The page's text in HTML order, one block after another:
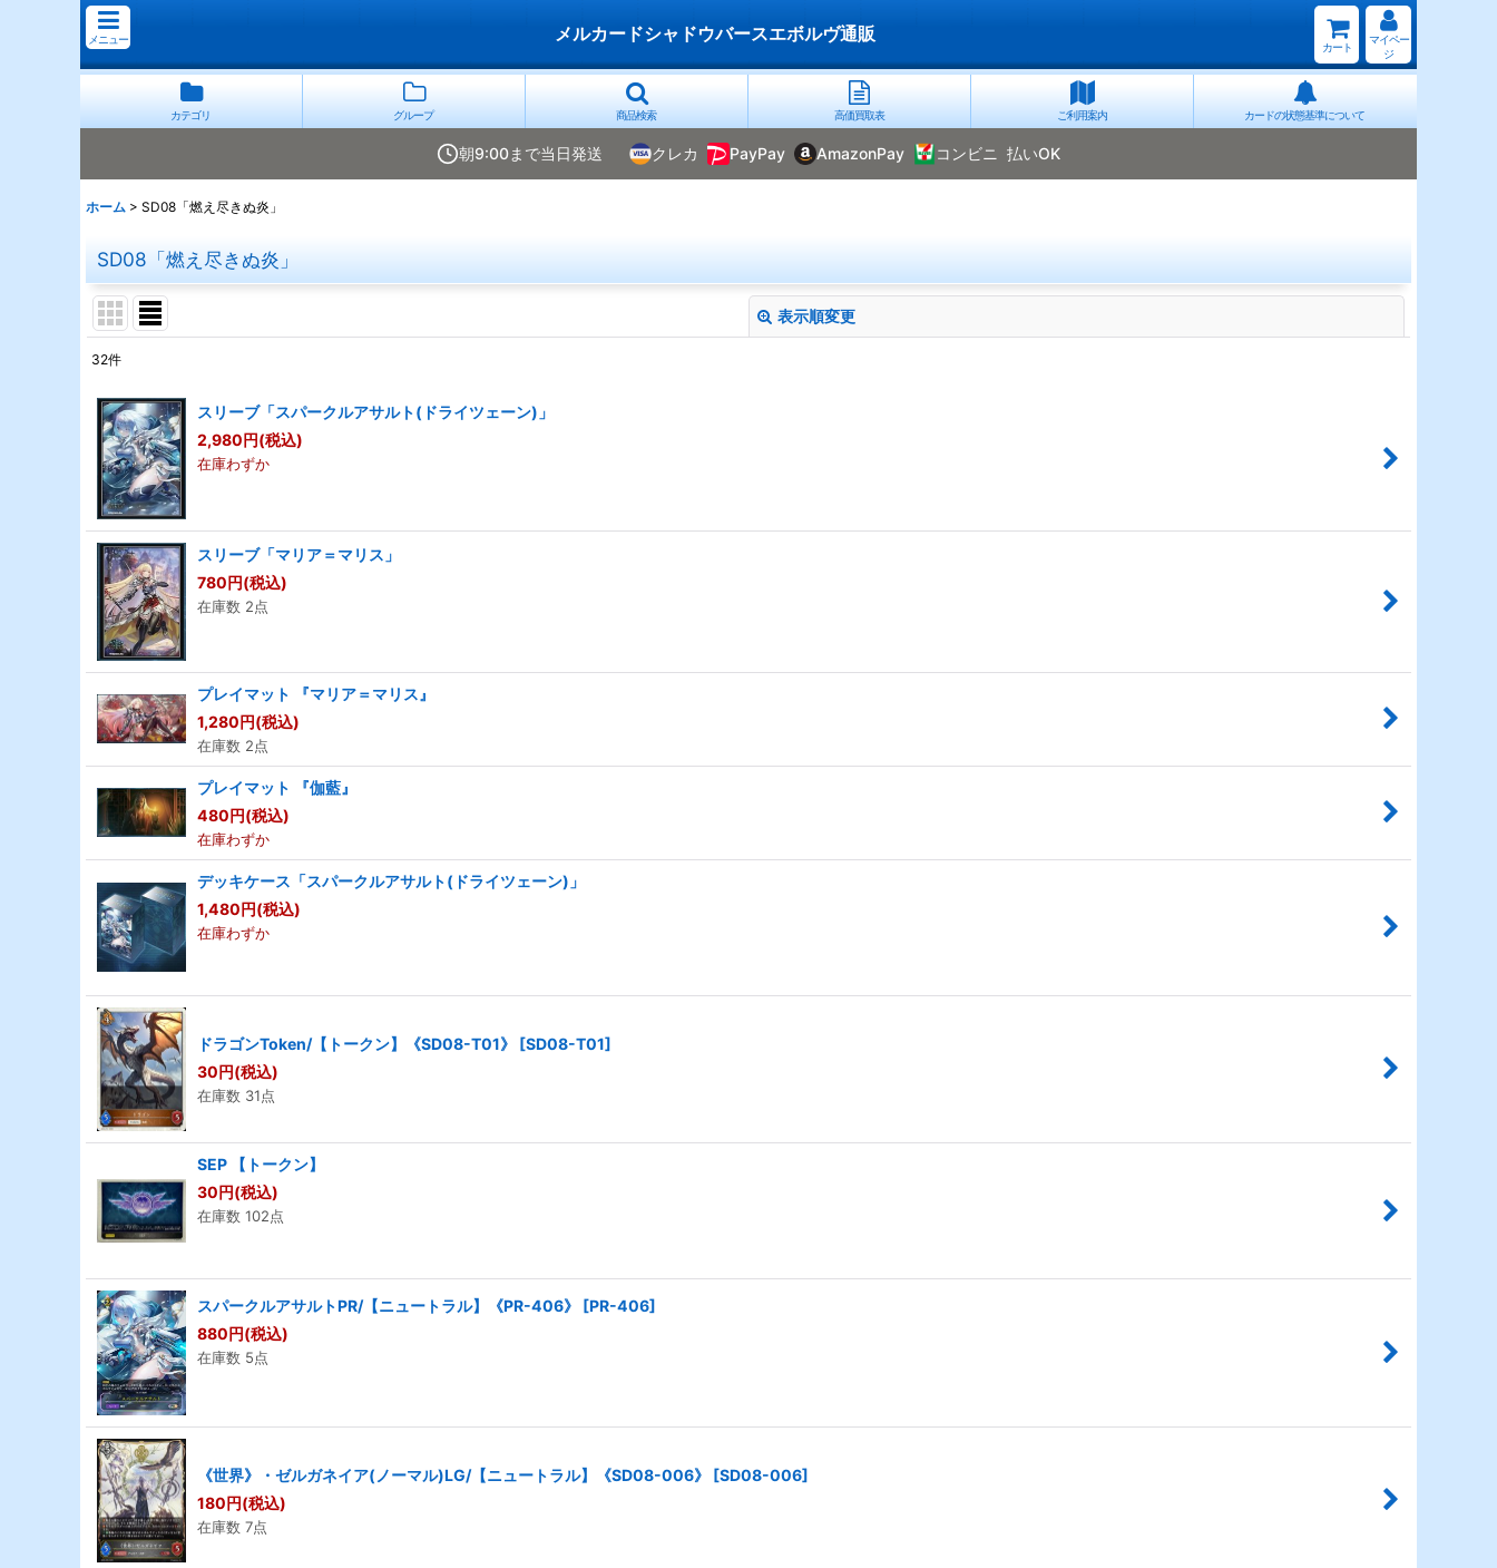
メニュー メルカードシャドウバースエボルヴ通販
カート
マイペー
ジ
カテゴリ グループ 商品検索 高価買取表 ご利用案内 カードの状態基準について
朝9:00まで当日発送 クレカ PayPay AmazonPay コンビニ 払いOK
ホーム > SD08「燃え尽きぬ炎」
SD08「燃え尽きぬ炎」
表示順変更
並び順:
32件
スリーブ「スパークルアサルト(ドライツェーン)」
2,980円(税込)
在庫わずか
スリーブ「マリア＝マリス」
780円(税込)
在庫数 2点
プレイマット 『マリア＝マリス』
1,280円(税込)
在庫数 2点
プレイマット 『伽藍』
480円(税込)
在庫わずか
デッキケース「スパークルアサルト(ドライツェーン)」
1,480円(税込)
在庫わずか
ドラゴンToken/【トークン】《SD08-T01》 [SD08-T01]
30円(税込)
在庫数 31点
SEP 【トークン】
30円(税込)
在庫数 102点
スパークルアサルトPR/【ニュートラル】《PR-406》 [PR-406]
880円(税込)
在庫数 5点
《世界》・ゼルガネイア(ノーマル)LG/【ニュートラル】《SD08-006》 [SD08-006]
180円(税込)
在庫数 7点